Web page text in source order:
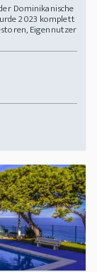
Dominikanische
2023 komplett
Eigennutzer